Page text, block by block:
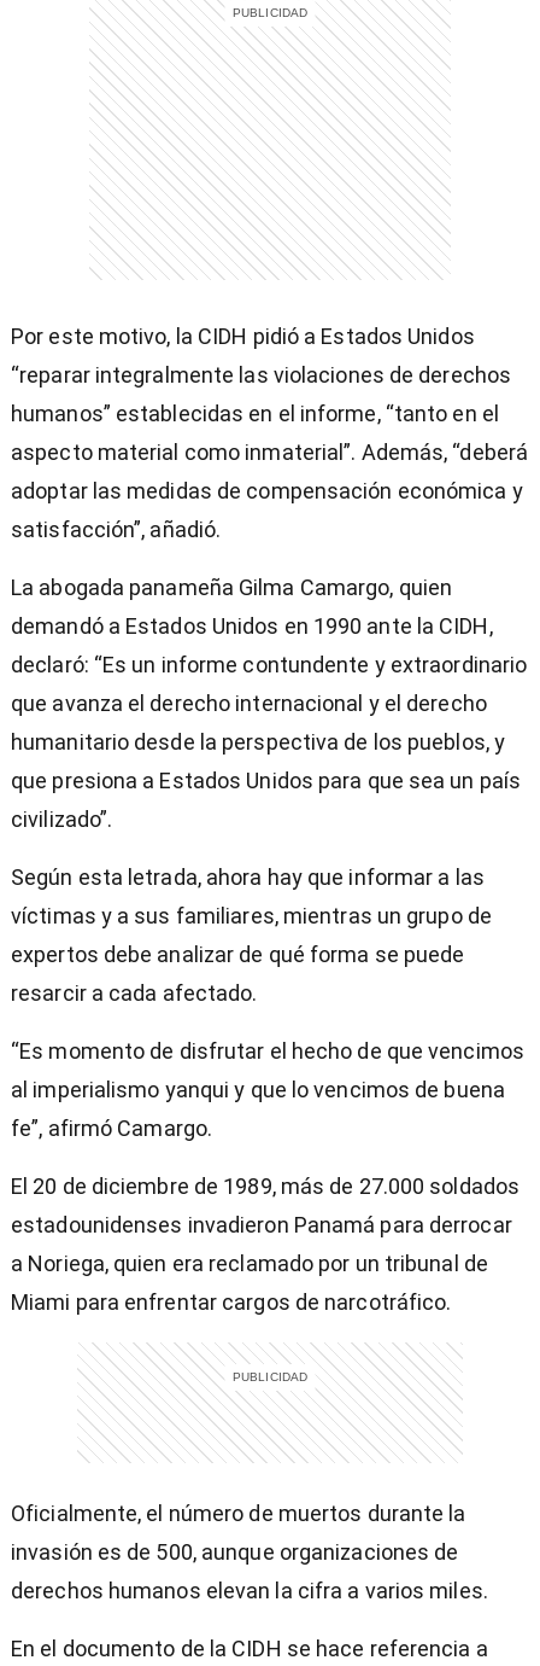
Por este motivo, la CIDH pidió a Estados Unidos
“reparar integralmente las violaciones de derechos
humanos” establecidas en el informe, “tanto en el
aspecto material como inmaterial”. Además, “deberá
adoptar las medidas de compensación económica y
satisfacción”, añadió.
La abogada panameña Gilma Camargo, quien
demandó a Estados Unidos en 1990 ante la CIDH,
declaró: “Es un informe contundente y extraordinario
que avanza el derecho internacional y el derecho
humanitario desde la perspectiva de los pueblos, y
que presiona a Estados Unidos para que sea un país
civilizado”.
Según esta letrada, ahora hay que informar a las
víctimas y a sus familiares, mientras un grupo de
expertos debe analizar de qué forma se puede
resarcir a cada afectado.
“Es momento de disfrutar el hecho de que vencimos
al imperialismo yanqui y que lo vencimos de buena
fe”, afirmó Camargo.
El 20 de diciembre de 1989, más de 27.000 soldados
estadounidenses invadieron Panamá para derrocar
a Noriega, quien era reclamado por un tribunal de
Miami para enfrentar cargos de narcotráfico.
Oficialmente, el número de muertos durante la
invasión es de 500, aunque organizaciones de
derechos humanos elevan la cifra a varios miles.
En el documento de la CIDH se hace referencia a